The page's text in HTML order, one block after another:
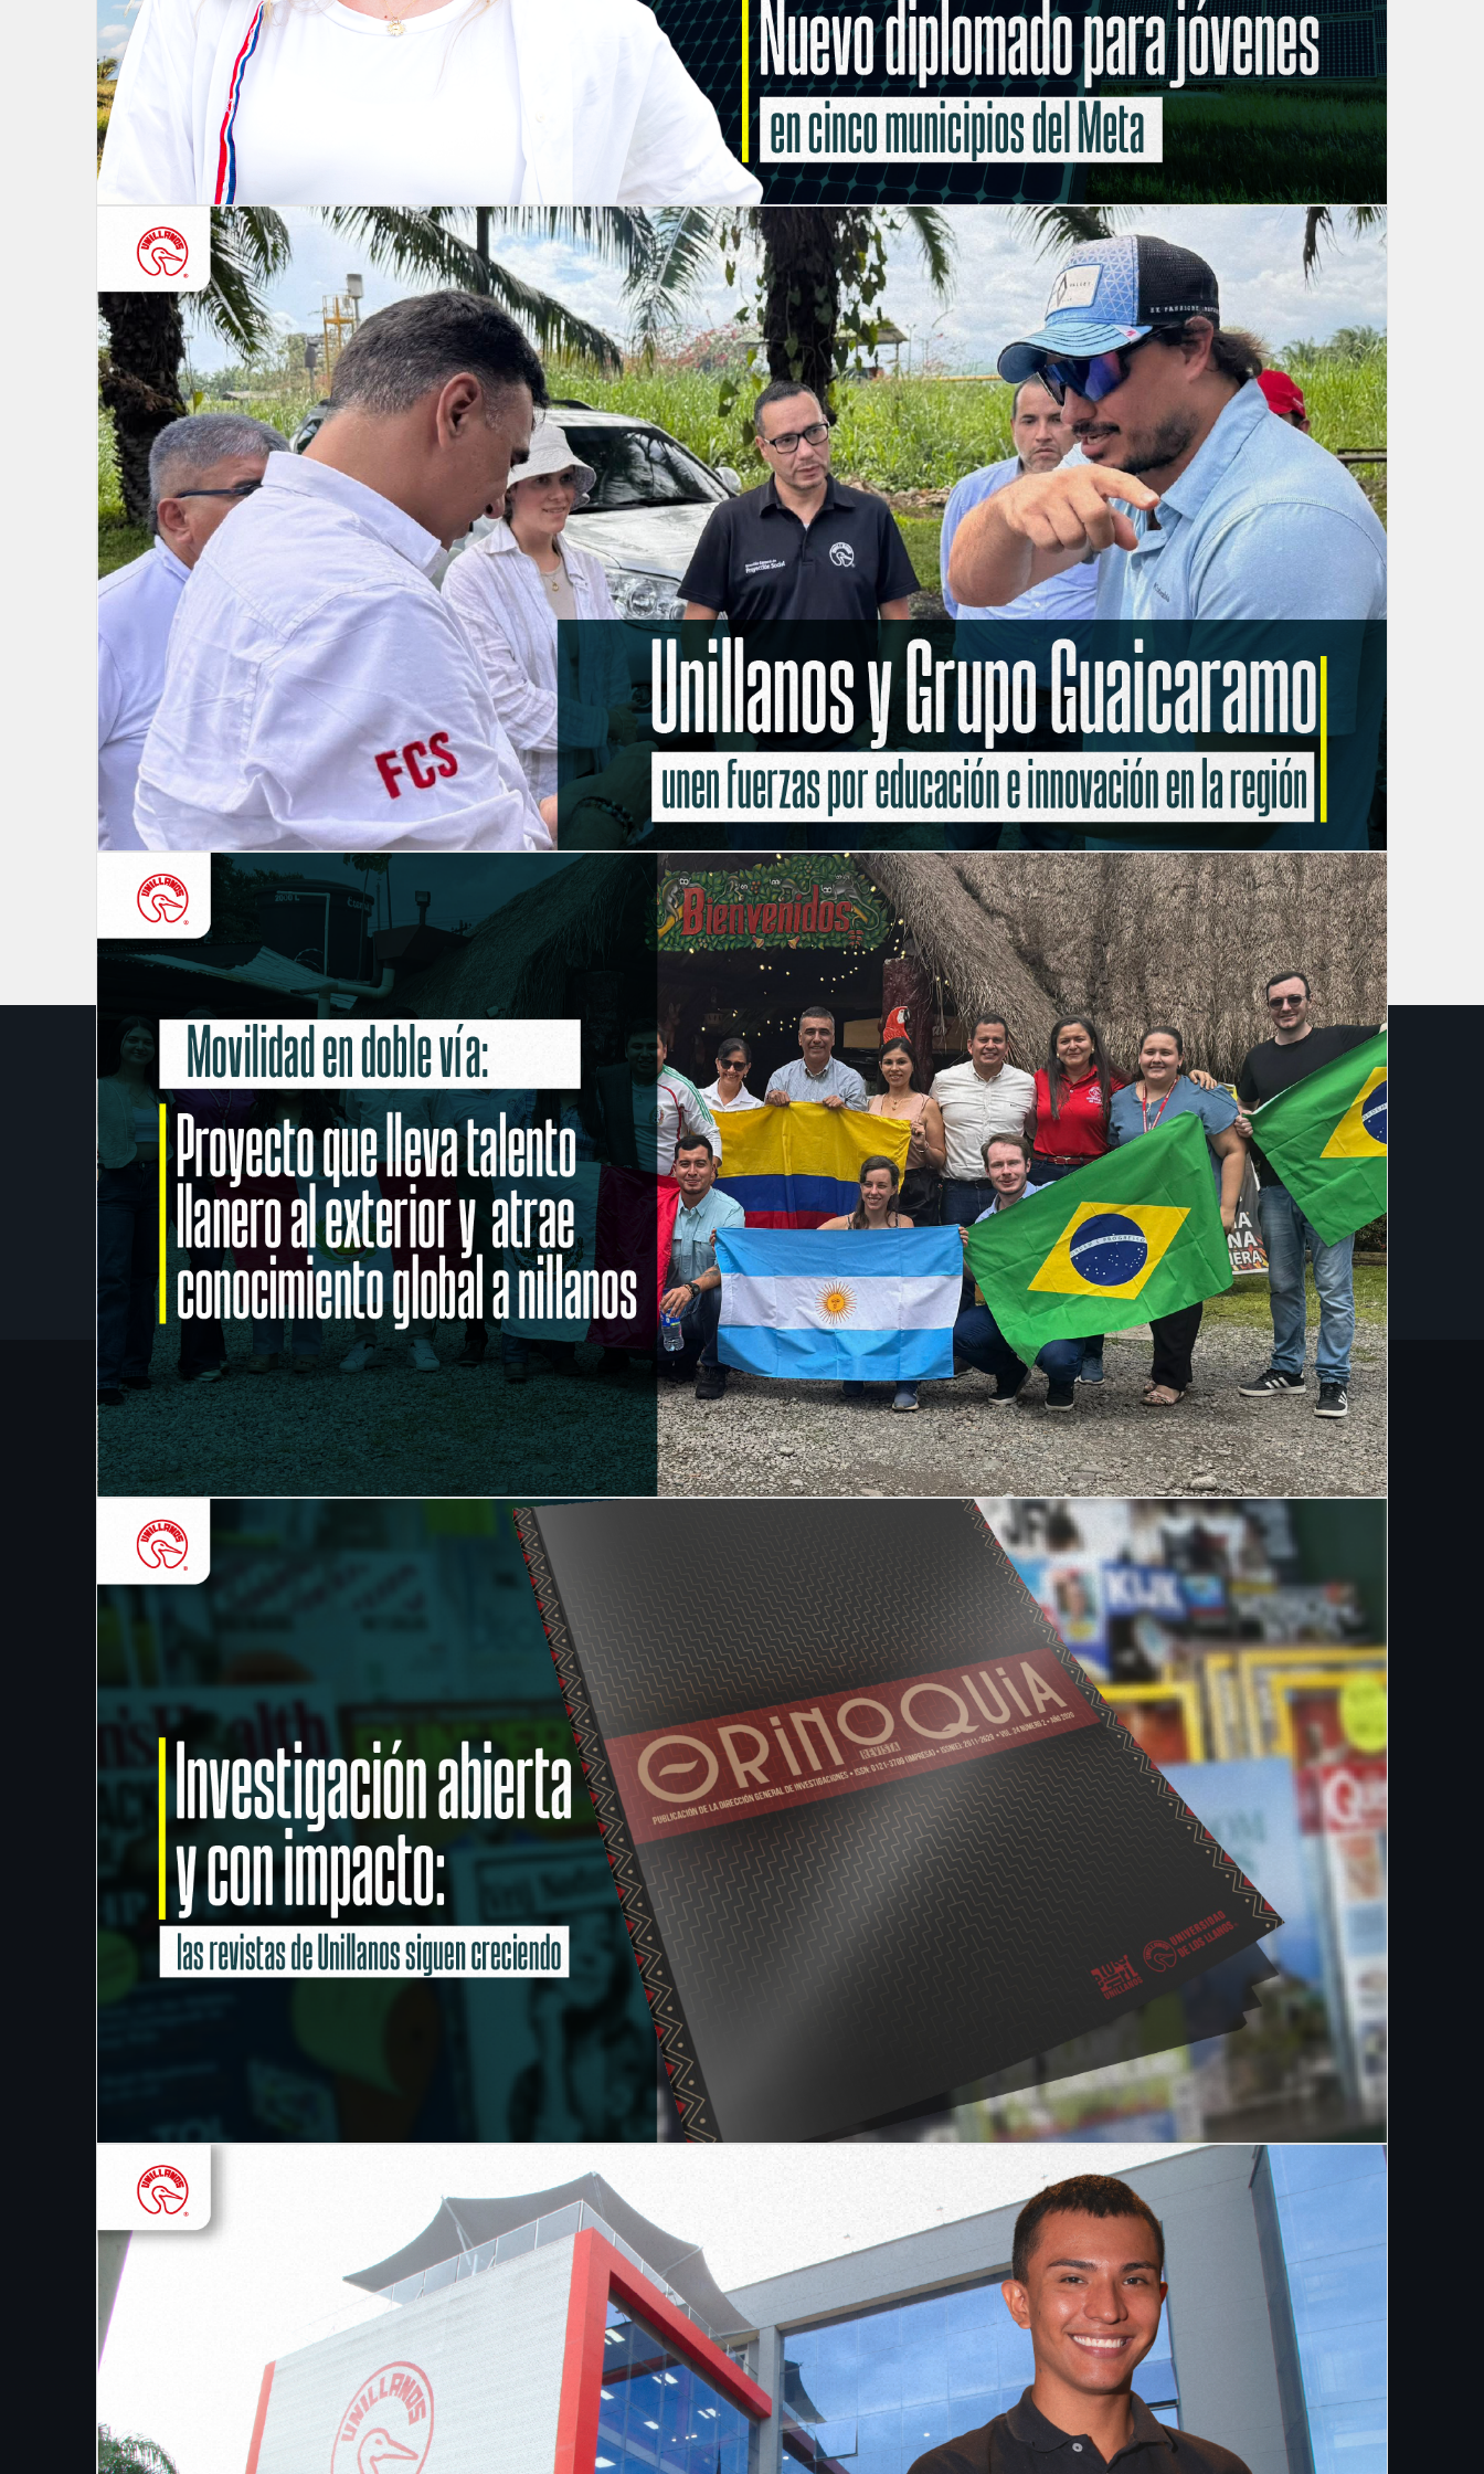
Te invitamos a participar en una serie de eventos emocionantes que celebran el conocimiento, la investigación y la comunidad de egresados. Desde conferencias hasta conversatorios, esta es
una oportunidad única para conectar, aprender y celebrar los logros de nuestra institución. ¡No te lo pierdas!
Agenda de Eventos - Noviembre 2024
Noviembre 10: Unillanos se toma el Centro Comercial Único
Hora:3:00 PM
Ubicación:Plazoleta delCC. Único
Descripción:
Unillanos llega a tomar el centro comercial con actividades y promociones para todos. ¡No te lo pierdas!
Noviembre 11: Unillanos se toma el Centro Comercial Unicentro
Hora:
11:00 AM a 3:00 PM
Ubicación:Plazoleta del
CC. Unicentro
Descripción:Disfruta de la toma de Unillanos en Unicentro con una jornada llena de actividades, exhibiciones y sorpresas.
Noviembre 21: Concierto Didáctico - Orquesta Sinfónica del INEM
10:00 AM
Ubicación:
Auditorio Eduardo Carranza
Descripción:
Vive una experiencia única con la Orquesta Sinfónica del INEM, que ofrecerá un concierto didáctico para toda la familia. ¡Ven a disfrutar de la música en vivo!
Noviembre 24: Unillanos Corre 5K y 10K
Hora:6:00 AM
Ubicación:
Pista Unillanos Barcelona
Descripción:
¡Desafía tus límites! Participa en la carrera 5K o 10K organizada por Unillanos. ¡Inscríbete y no faltes a esta cita deportiva!
Contratación
Documentación
Servicios y Tramites
Preguntas Frecuentes
Atención al Ciudadano
Mapa del Sitio
Atención en Linea
Quejas y Reclamos
Correo Electrónico
Transparencia y Acceso a la Información
Mesa de ayuda
Derechos Pecuniarios
Estadísticas pregrado
Estadísticas posgrado
Ubícanos:
Campus Barcelona:Km. 12 Vía Puerto López
Campus San Antonio:Calle 37 No. 41-02 Barzal
Campus Boquemonte:KM 2 Via San Juan de Arama -
Granada, Meta
Horario de atención: Lunes a Viernes
7:30am a 11:30m y 2:00pm a 5:30pm
Políticas de Privacidad y Términos de Uso:
Términos y Condiciones de Uso
Política de Tratamiento y Protección de Datos Personales
Política de Seguridad de la Información
Estatuto sobre Propiedad Intelectual de la Universidad de los
Llanos (Derechos de autor)
©1974 - 2025 Reservados todos los derechos
Contacto:
Notificaciones judiciales:
notificacionesjudiciales@unillanos.edu.co
Ventanilla única virtual:
contacto@unillanos.edu.co
Lineas de atención:
PBX. (57) 608 6611623
línea anticorrupción 018000 918 641
línea nacional 018000 918 641
Whatsapp +57 322 292 31 94